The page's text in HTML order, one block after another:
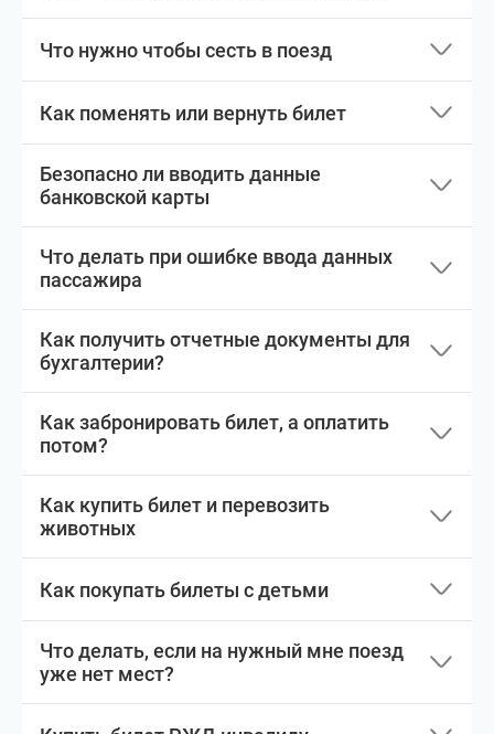
Что нужно чтобы сесть в поезд
Как поменять или вернуть билет
Безопасно ли вводить данные
банковской карты
Что делать при ошибке ввода данных
пассажира
Как получить отчетные документы для
бухгалтерии?
Как забронировать билет, а оплатить
потом?
Как купить билет и перевозить
животных
Как покупать билеты с детьми
Что делать, если на нужный мне поезд
уже нет мест?